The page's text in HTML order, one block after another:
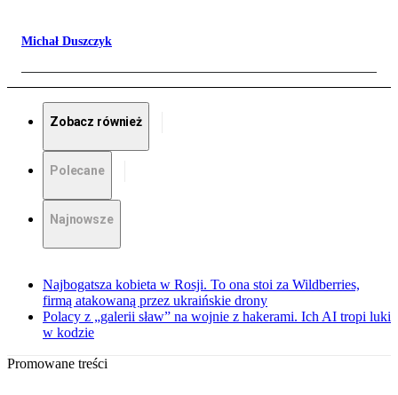
Michał Duszczyk
Zobacz również
Polecane
Najnowsze
Najbogatsza kobieta w Rosji. To ona stoi za Wildberries,
firmą atakowaną przez ukraińskie drony
Polacy z „galerii sław” na wojnie z hakerami. Ich AI tropi luki
w kodzie
Promowane treści